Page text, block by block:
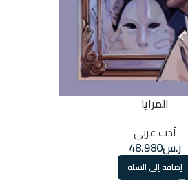
المرايا
أدب عربي
ر.س48.980
إضافة إلى السلة